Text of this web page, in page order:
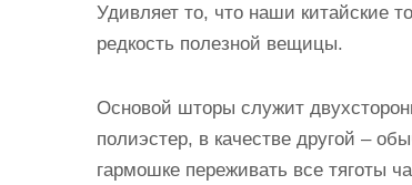
Удивляет то, что наши китайские
редкость полезной вещицы.
Основой шторы служит
полиэстер, в качестве другой –
гармошке переживать все тяготы